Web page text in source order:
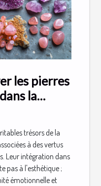
les pierres
la
uniques
trésors de la
à des vertus
Leur intégration dans
pas à l'esthétique ;
émotionnelle et